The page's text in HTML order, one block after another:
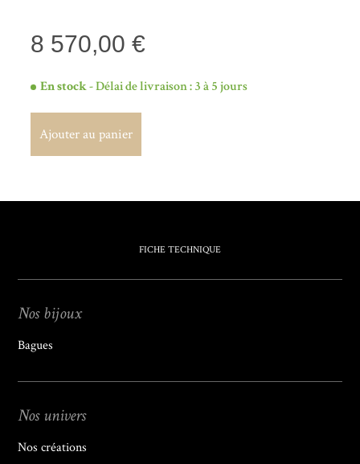
8 570,00 €
En stock- Délai de livraison : 3 à 5 jours
Ajouter au panier
Ajouter au panier
FICHE TECHNIQUE
Nos bijoux
Bagues
Nos univers
Nos créations